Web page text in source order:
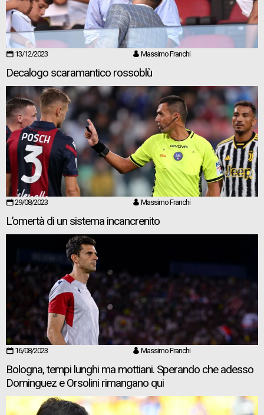
13/12/2023 Massimo Franchi
Decalogo scaramantico rossoblù
29/08/2023 Massimo Franchi
L’omertà di un sistema incancrenito
16/08/2023 Massimo Franchi
Bologna, tempi lunghi ma mottiani. Sperando che adesso
Dominguez e Orsolini rimangano qui